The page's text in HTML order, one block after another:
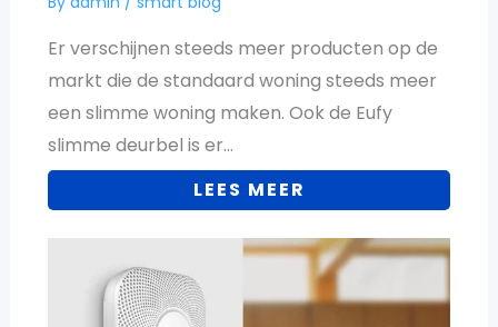
Er verschijnen steeds meer producten op de
markt die de standaard woning steeds meer
een slimme woning maken. Ook de Eufy
slimme deurbel is er…
LEES MEER